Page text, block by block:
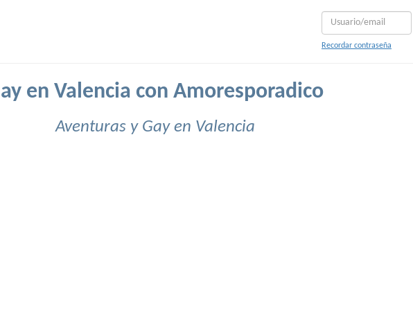
Recordar contraseña
en Valencia con Amoresporadico
Aventuras y Gay en Valencia